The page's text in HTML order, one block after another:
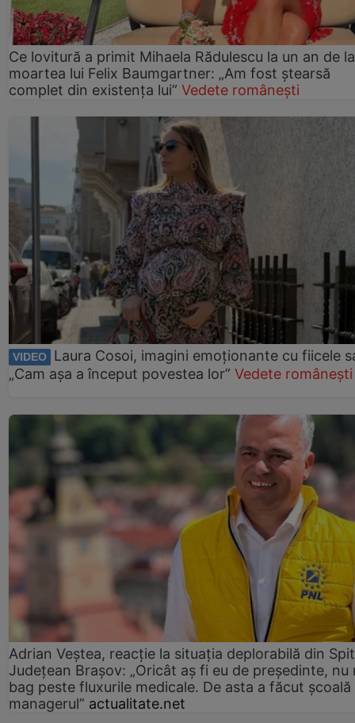
Ce lovitură a primit Mihaela Rădulescu la un an de la
moartea lui Felix Baumgartner: „Am fost ștearsă
complet din existența lui” Vedete românești
VIDEO
Laura Cosoi, imagini emoționante cu fiicele
„Cam așa a început povestea lor” Vedete românești
Adrian Veștea, reacție la situația deplorabilă din
Județean Brașov: „Oricât aș fi eu de președinte, nu
bag peste fluxurile medicale. De asta a făcut școală
managerul” actualitate.net